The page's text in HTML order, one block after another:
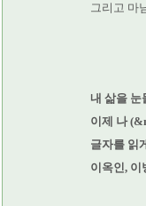
그리고 마
내 삶을 눈
이제 나
글자를 읽
이옥인, 이